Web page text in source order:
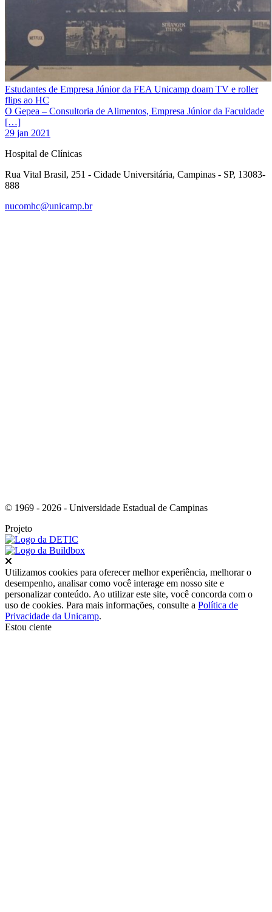
Estudantes de Empresa Júnior da FEA Unicamp doam TV e roller
flips ao HC
O Gepea – Consultoria de Alimentos, Empresa Júnior da Faculdade
[…]
29 jan 2021
Hospital de Clínicas
Rua Vital Brasil, 251 - Cidade Universitária, Campinas - SP, 13083-
888
nucomhc@unicamp.br
© 1969 - 2026 - Universidade Estadual de Campinas
Projeto
Utilizamos cookies para oferecer melhor experiência, melhorar o
desempenho, analisar como você interage em nosso site e
personalizar conteúdo. Ao utilizar este site, você concorda com o
uso de cookies. Para mais informações, consulte a Política de
Privacidade da Unicamp.
Estou ciente